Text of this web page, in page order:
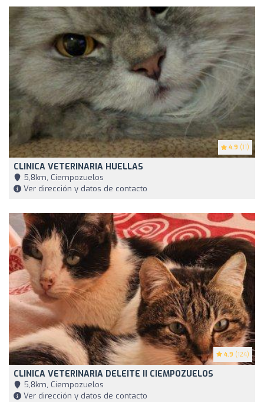
4.9 (11)
CLINICA VETERINARIA HUELLAS
5,8km, Ciempozuelos
Ver dirección y datos de contacto
4.9 (124)
CLINICA VETERINARIA DELEITE II CIEMPOZUELOS
5,8km, Ciempozuelos
Ver dirección y datos de contacto